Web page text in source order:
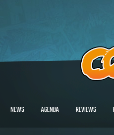
NEWS AGENDA REVIEWS